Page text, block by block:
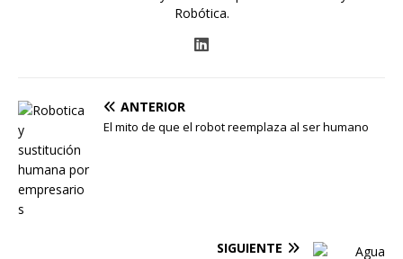
Robótica.
ANTERIOR
El mito de que el robot reemplaza al ser humano
SIGUIENTE